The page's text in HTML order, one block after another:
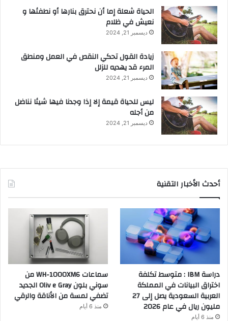
الحياة شعلة إما أن نحترق بنارها أو نطفئها و
نعيش في ظلام
ديسمبر 21, 2024
زيادة القول تحكي النقص في العمل ومنطق
المرء قد يهديه للزلل
ديسمبر 21, 2024
ليس للحياة قيمة إلا إذا وجدنا فيها شيئا نناضل
من أجله
ديسمبر 21, 2024
أحدث الأخبار التقنية
دراسة IBM : متوسط تكلفة
اختراق البيانات في المملكة
العربية السعودية يصل إلى 27
مليون ريال في عام 2026
منذ 6 أيام
سماعات WH-1000XM6 من
سوني بلون Oliv e Gray الجديد
تضفي لمسة من الأناقة والرقي
منذ 6 أيام